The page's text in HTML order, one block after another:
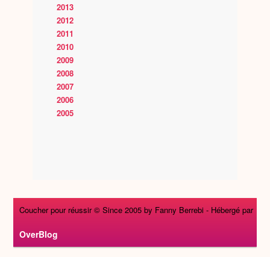
2013
2012
2011
2010
2009
2008
2007
2006
2005
Coucher pour réussir © Since 2005 by Fanny Berrebi - Hébergé par
OverBlog